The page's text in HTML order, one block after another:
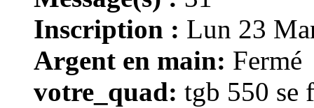
Inscription : Lun 23
Argent en main: Fermé
votre_quad: tgb 550 se